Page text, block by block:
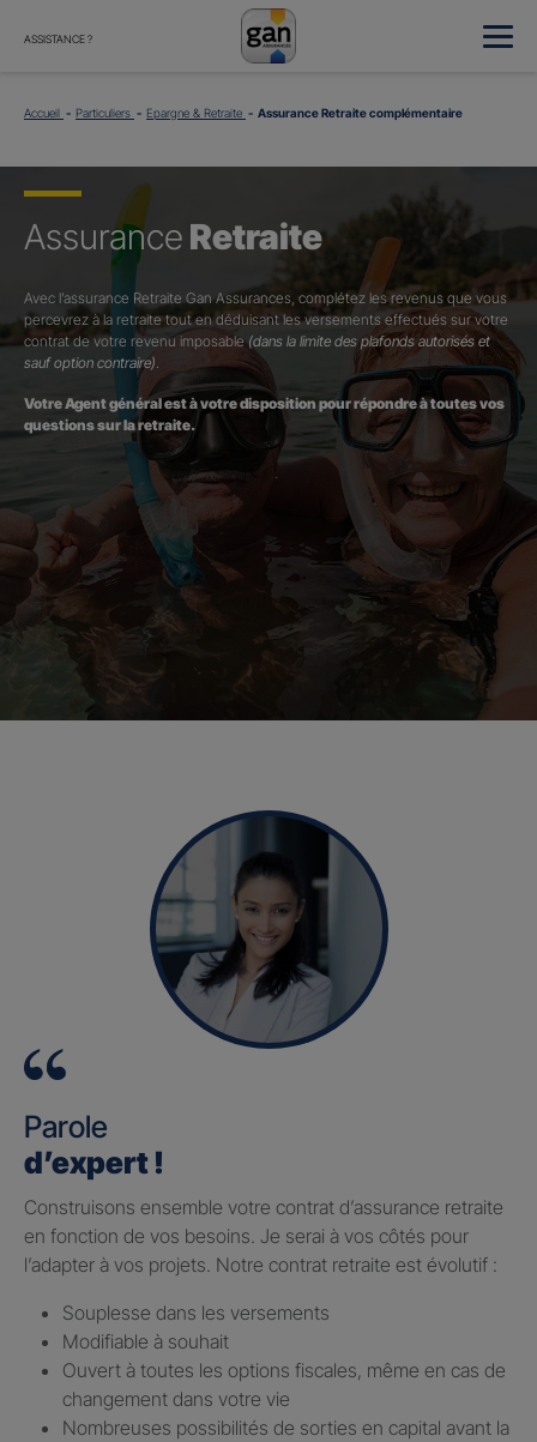
ASSISTANCE ?
Accueil Particuliers Epargne & Retraite Assurance Retraite complémentaire
Assurance Retraite
Avec l’assurance Retraite Gan Assurances, complétez les revenus que vous
percevrez à la retraite tout en déduisant les versements effectués sur votre
contrat de votre revenu imposable (dans la limite des plafonds autorisés et
sauf option contraire).
Votre Agent général est à votre disposition pour répondre à toutes vos
questions sur la retraite.
Parole
d’expert !
Construisons ensemble votre contrat d’assurance retraite
en fonction de vos besoins. Je serai à vos côtés pour
l’adapter à vos projets. Notre contrat retraite est évolutif :
Souplesse dans les versements
Modifiable à souhait
Ouvert à toutes les options fiscales, même en cas de
changement dans votre vie
Nombreuses possibilités de sorties en capital avant la